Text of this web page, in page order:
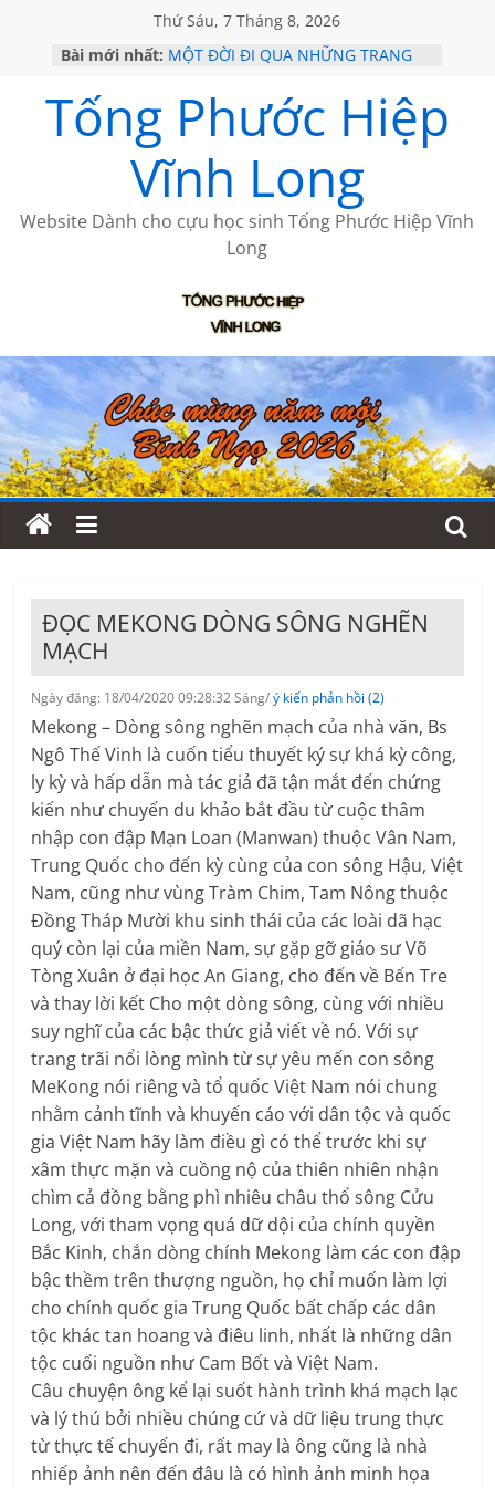
Thứ Sáu, 7 Tháng 8, 2026
Bài mới nhất: MỘT ĐỜI ĐI QUA NHỮNG TRANG
KHÔNG ĐỀ 19 CỦA THÁI LÃO
CHÙM THƠ CỦA BÍCH HÀ
GIÃ TỪ ĐÀ LẠT của ANTH ĐOÀN
HỌC SỬ HỒI XƯA
Tống Phước Hiệp
Vĩnh Long
Website Dành cho cựu học sinh Tống Phước Hiệp Vĩnh
Long
ĐỌC MEKONG DÒNG SÔNG NGHẼN
MẠCH
Ngày đăng: 18/04/2020 09:28:32 Sáng/ý kiến phản hồi (2)
Mekong – Dòng sông nghẽn mạch của nhà văn, Bs
Ngô Thế Vinh là cuốn tiểu thuyết ký sự khá kỳ công,
ly kỳ và hấp dẫn mà tác giả đã tận mắt đến chứng
kiến như chuyến du khảo bắt đầu từ cuộc thâm
nhập con đập Mạn Loan (Manwan) thuộc Vân Nam,
Trung Quốc cho đến kỳ cùng của con sông Hậu, Việt
Nam, cũng như vùng Tràm Chim, Tam Nông thuộc
Đồng Tháp Mười khu sinh thái của các loài dã hạc
quý còn lại của miền Nam, sự gặp gỡ giáo sư Võ
Tòng Xuân ở đại học An Giang, cho đến về Bến Tre
và thay lời kết Cho một dòng sông, cùng với nhiều
suy nghĩ của các bậc thức giả viết về nó. Với sự
trang trãi nổi lòng mình từ sự yêu mến con sông
MeKong nói riêng và tổ quốc Việt Nam nói chung
nhằm cảnh tĩnh và khuyến cáo với dân tộc và quốc
gia Việt Nam hãy làm điều gì có thể trước khi sự
xâm thực mặn và cuồng nộ của thiên nhiên nhận
chìm cả đồng bằng phì nhiêu châu thổ sông Cửu
Long, với tham vọng quá dữ dội của chính quyền
Bắc Kinh, chắn dòng chính Mekong làm các con đập
bậc thềm trên thượng nguồn, họ chỉ muốn làm lợi
cho chính quốc gia Trung Quốc bất chấp các dân
tộc khác tan hoang và điêu linh, nhất là những dân
tộc cuối nguồn như Cam Bốt và Việt Nam.
Câu chuyện ông kể lại suốt hành trình khá mạch lạc
và lý thú bởi nhiều chúng cứ và dữ liệu trung thực
từ thực tế chuyến đi, rất may là ông cũng là nhà
nhiếp ảnh nên đến đâu là có hình ảnh minh họa